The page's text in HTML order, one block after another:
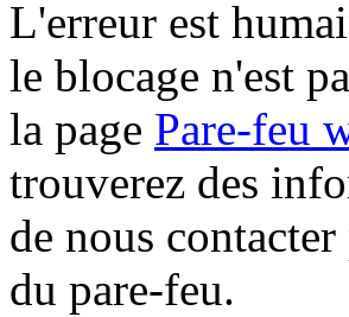
L'erreur est
le blocage n'est
la page Pare-feu
trouverez des
de nous
du pare-feu.